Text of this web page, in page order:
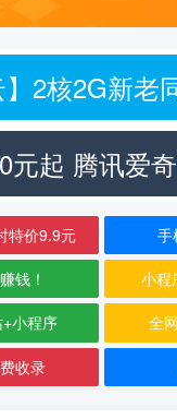
】2核2G新老
元起 腾讯爱
乐
特价9.9元 手
钱！ 小程
小程序 全
收录